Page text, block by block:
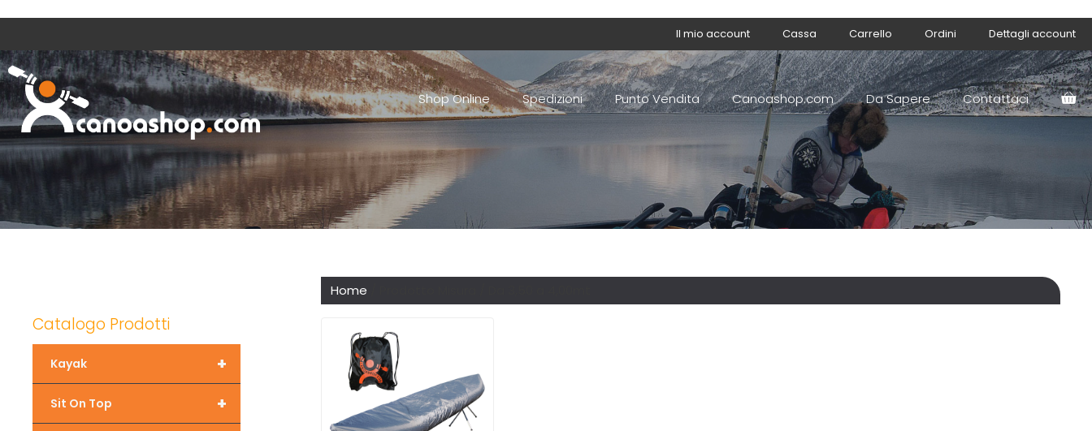
Il mio account Cassa Carrello Ordini Dettagli account
Shop Online Spedizioni Punto Vendita Canoashop.com Da Sapere Contattaci
Home
Catalogo Prodotti
+
Kayak
+
Sit On Top